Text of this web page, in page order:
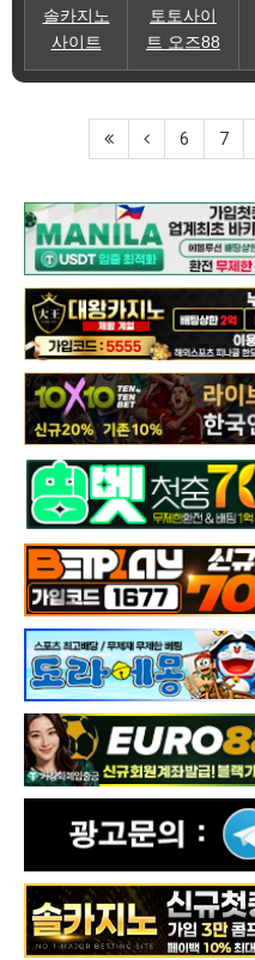
솔카지노
사이트
토토사이
트 오즈88
6 7